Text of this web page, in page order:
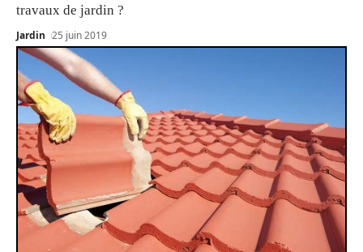
travaux de jardin ?
Jardin 25 juin 2019